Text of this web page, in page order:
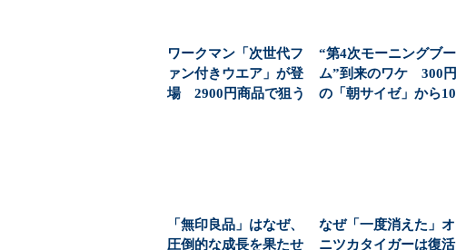
ワークマン「次世代フ
ァン付きウエア」が登
場 2900円商品で狙う
“第4次モーニングブー
ム”到来のワケ 300円
の「朝サイゼ」から10
「無印良品」はなぜ、
圧倒的な成長を果たせ
なぜ「一度消えた」オ
ニツカタイガーは復活